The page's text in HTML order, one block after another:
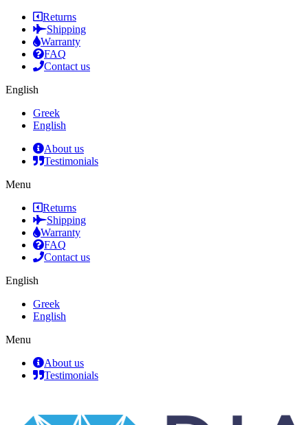
Returns
Shipping
Warranty
FAQ
Contact us
English
Greek
English
About us
Testimonials
Menu
Returns
Shipping
Warranty
FAQ
Contact us
English
Greek
English
Menu
About us
Testimonials